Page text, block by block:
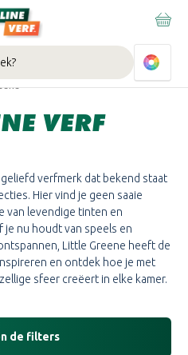
vanaf €100,- aan Sikkens
en/of lak.
actie >
VERF
verfmerk dat bekend staat
Hier vind je geen saaie
van levendige tinten en
je nu houdt van speels en
Little Greene heeft de
en ontdek hoe je met
sfeer creëert in elke kamer.
de filters